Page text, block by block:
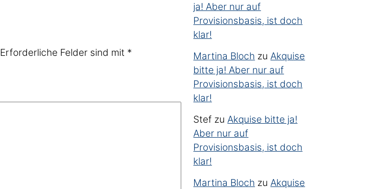
Erforderliche Felder sind mit *
ja! Aber nur auf
Provisionsbasis, ist doch
klar!
Martina Bloch zu Akquise
bitte ja! Aber nur auf
Provisionsbasis, ist doch
klar!
Stef zu Akquise bitte ja!
Aber nur auf
Provisionsbasis, ist doch
klar!
Martina Bloch zu Akquise